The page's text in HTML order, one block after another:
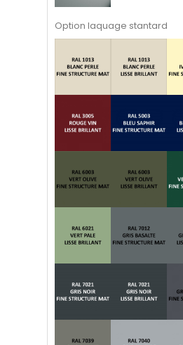
Option laquage stantard